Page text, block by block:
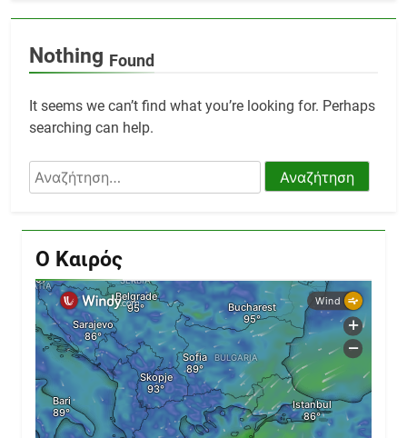
Nothing Found
It seems we can’t find what you’re looking for. Perhaps
searching can help.
Αναζήτηση
για:
Ο Καιρός